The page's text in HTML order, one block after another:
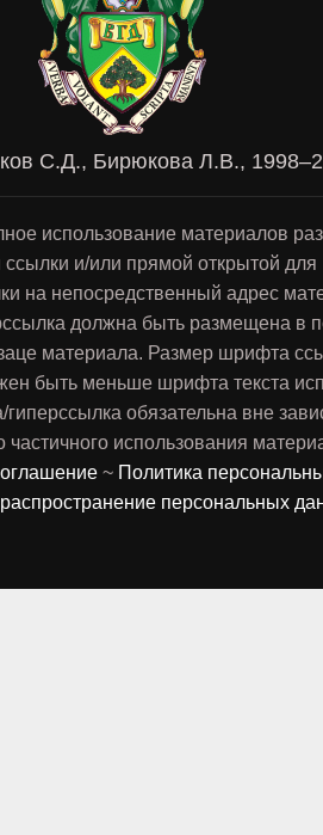
С.Д., Бирюкова Л.В.,
использование материалов
ссылки и/или прямой открытой
на непосредственный адрес
должна быть размещена в
материала. Размер шрифта
быть меньше шрифта текста
обязательна вне
частичного использования
~ Политика
персональных